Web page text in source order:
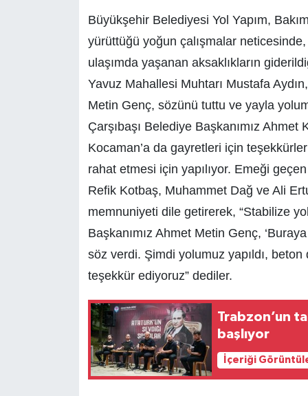
Büyükşehir Belediyesi Yol Yapım,
yürüttüğü yoğun çalışmalar
ulaşımda yaşanan aksaklıkların
Yavuz Mahallesi Muhtarı Mustafa
Metin Genç, sözünü tuttu ve yayla
Çarşıbaşı Belediye Başkanımız
Kocaman’a da gayretleri için
rahat etmesi için yapılıyor. Emeği
Refik Kotbaş, Muhammet Dağ ve Ali
memnuniyeti dile getirerek, “Stabilize
Başkanımız Ahmet Metin Genç,
söz verdi. Şimdi yolumuz yapıldı,
teşekkür ediyoruz” dediler.
Trabzon’un
başlıyor
İçeriği